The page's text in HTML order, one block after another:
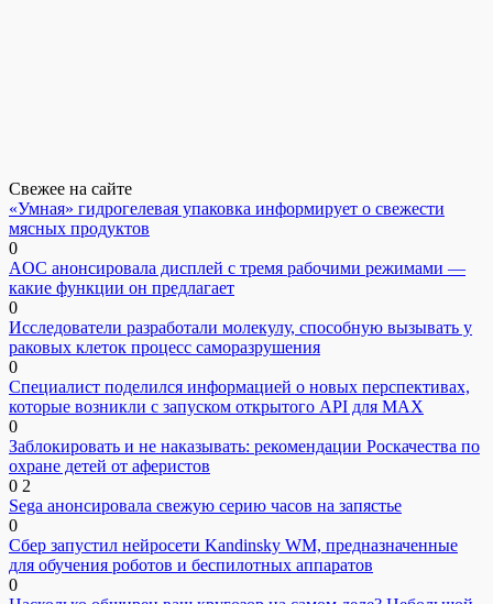
Свежее на сайте
«Умная» гидрогелевая упаковка информирует о свежести
мясных продуктов
0
AOC анонсировала дисплей с тремя рабочими режимами —
какие функции он предлагает
0
Исследователи разработали молекулу, способную вызывать у
раковых клеток процесс саморазрушения
0
Специалист поделился информацией о новых перспективах,
которые возникли с запуском открытого API для МАХ
0
Заблокировать и не наказывать: рекомендации Роскачества по
охране детей от аферистов
0 2
Sega анонсировала свежую серию часов на запястье
0
Сбер запустил нейросети Kandinsky WM, предназначенные
для обучения роботов и беспилотных аппаратов
0